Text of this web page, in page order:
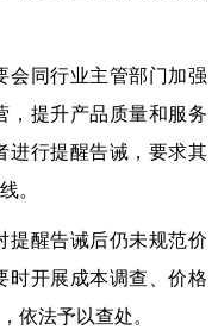
同行业主管部门加强
，提升产品质量和服务
进行提醒告诫，要求其
。
醒告诫后仍未规范价
时开展成本调查、价格
依法予以查处。